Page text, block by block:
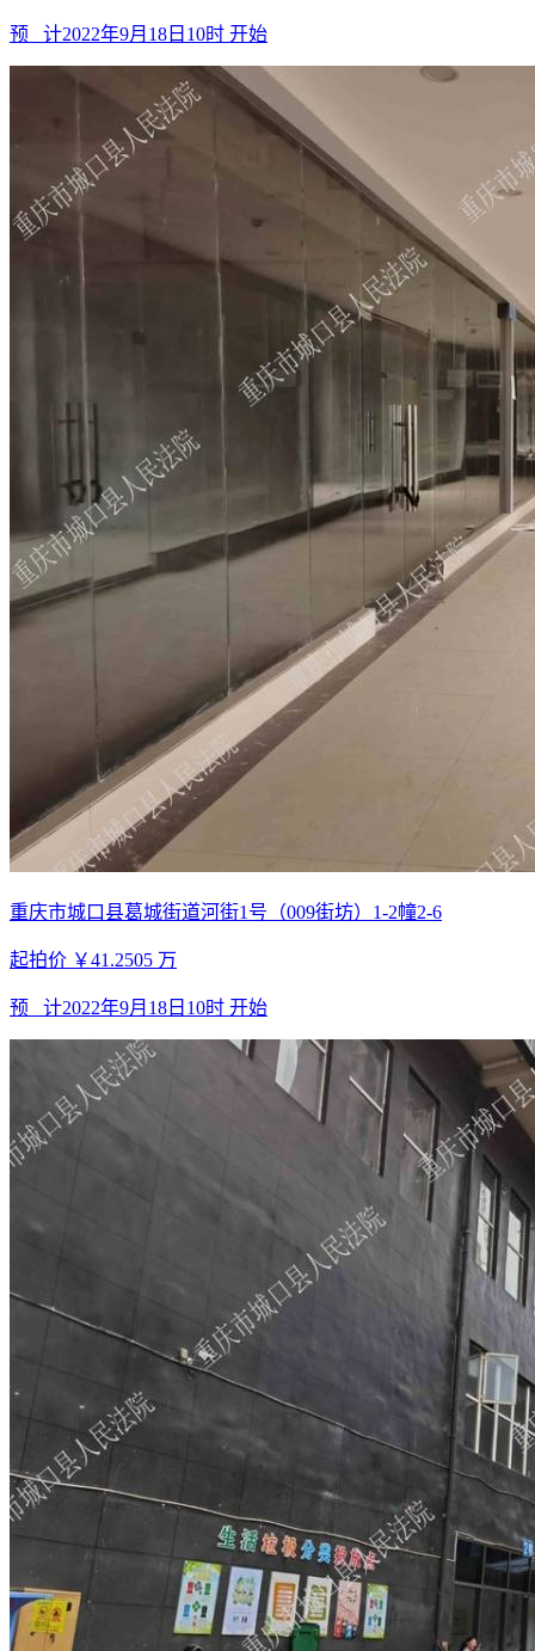
预 计2022年9月18日10时 开始
重庆市城口县葛城街道河街1号（009街坊）1-2幢2-6
起拍价 ￥41.2505 万
预 计2022年9月18日10时 开始